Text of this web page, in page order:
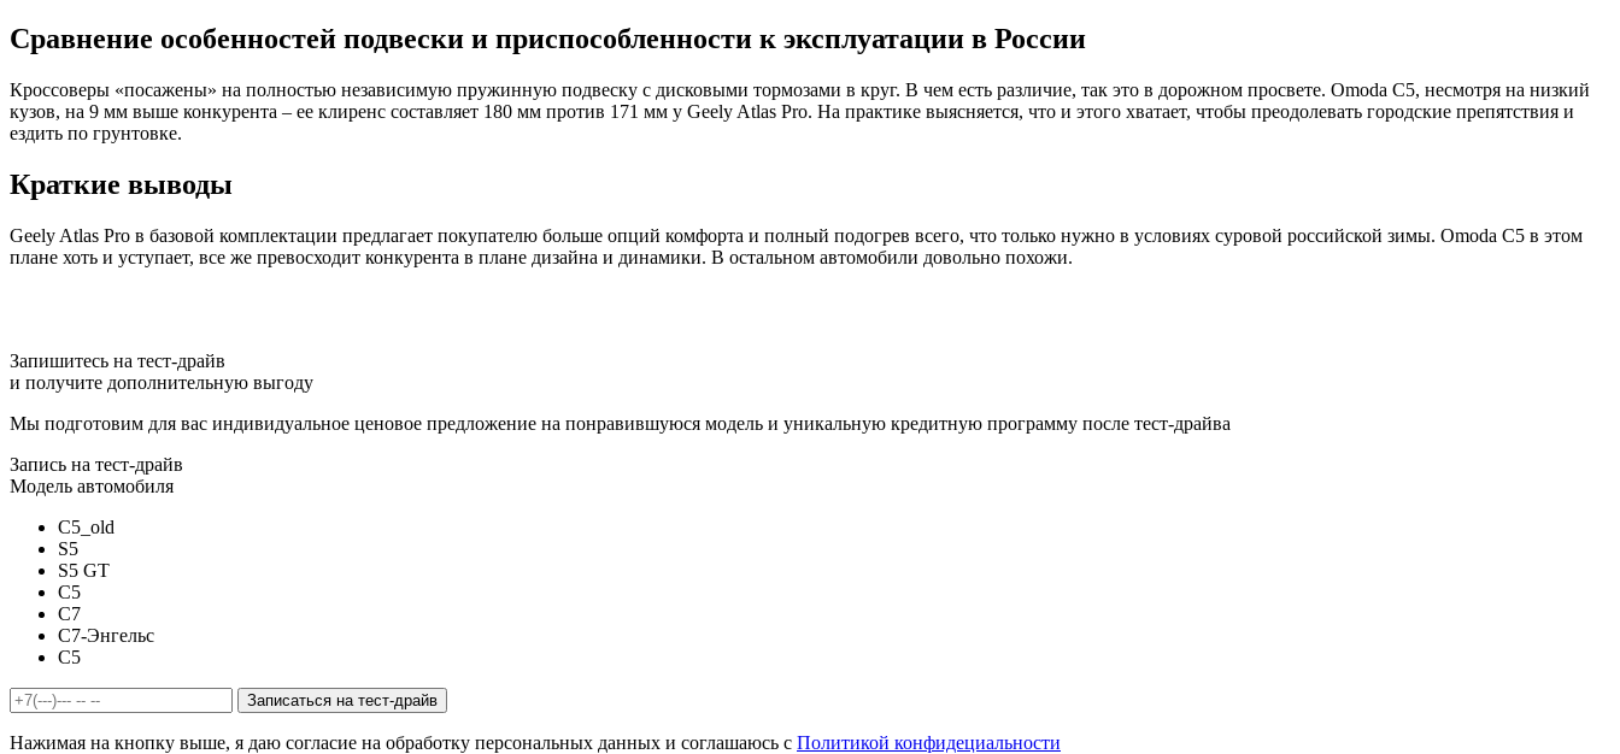
Сравнение особенностей подвески и приспособленности к эксплуатации в России
Кроссоверы «посажены» на полностью независимую пружинную подвеску с дисковыми тормозами в круг. В чем есть различие, так это в дорожном просвете. Omoda C5, несмотря на низкий
кузов, на 9 мм выше конкурента – ее клиренс составляет 180 мм против 171 мм у Geely Atlas Pro. На практике выясняется, что и этого хватает, чтобы преодолевать городские препятствия и
ездить по грунтовке.
Краткие выводы
Geely Atlas Pro в базовой комплектации предлагает покупателю больше опций комфорта и полный подогрев всего, что только нужно в условиях суровой российской зимы. Omoda C5 в этом
плане хоть и уступает, все же превосходит конкурента в плане дизайна и динамики. В остальном автомобили довольно похожи.
Запишитесь на тест-драйв
и получите дополнительную выгоду
Мы подготовим для вас индивидуальное ценовое предложение на понравившуюся модель и уникальную кредитную программу после тест-драйва
Запись на тест-драйв
Модель автомобиля
C5_old
S5
S5 GT
C5
C7
C7-Энгельс
C5
Записаться на тест-драйв
Нажимая на кнопку выше, я даю согласие на обработку персональных данных и соглашаюсь с Политикой конфидециальности